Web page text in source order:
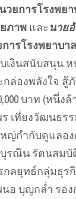
วยการโรงพย
ภาพ และ นาย
ารโรงพยาบา
เงินสนับสนุน
องพลังใจ สู้ภั
บาท (หนึ่
เที่ยงวัฒนธร
ญ่กำกับดูแลอ
รณิน รัตนสมบั
ลยุทธ์กลุ่มธุร
อ บุญกล่ำ รอ